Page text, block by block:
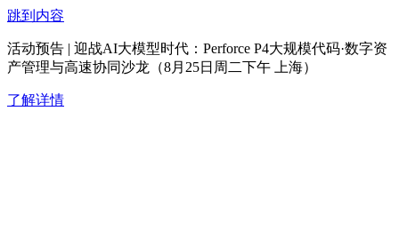
跳到内容
活动预告 | 迎战AI大模型时代：Perforce P4大规模代码·数字资
产管理与高速协同沙龙（8月25日周二下午 上海）
了解详情